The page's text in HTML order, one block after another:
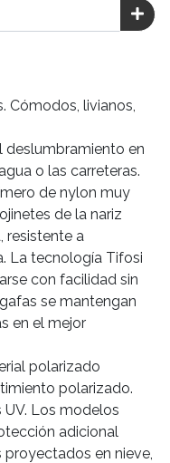
Cómodos, livianos,
deslumbramiento en
o las carreteras.
de nylon muy
de la nariz
resistente a
La tecnología Tifosi
con facilidad sin
se mantengan
en el mejor
polarizado
polarizado.
Los modelos
adicional
en nieve,